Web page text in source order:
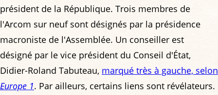
président de la République. Trois membres de
l'Arcom sur neuf sont désignés par la présidence
macroniste de l'Assemblée. Un conseiller est
désigné par le vice président du Conseil d'État,
Didier-Roland Tabuteau, marqué très à gauche, selon
Europe 1. Par ailleurs, certains liens sont révélateurs.